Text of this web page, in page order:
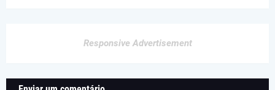
Responsive Advertisement